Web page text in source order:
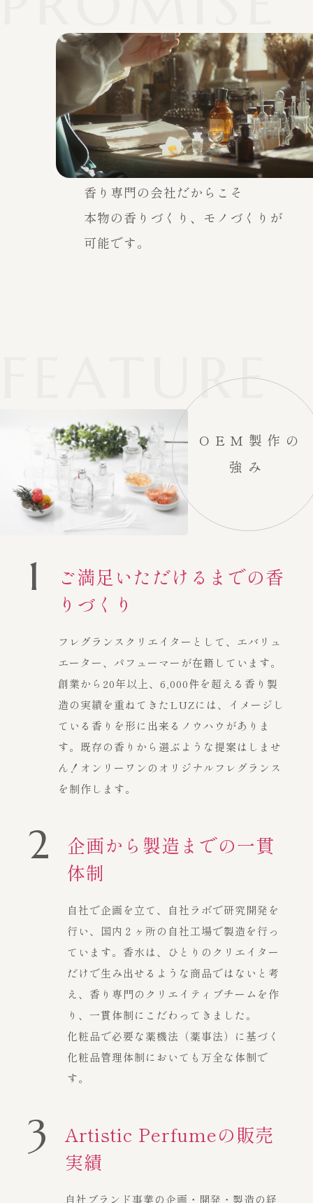
OEMのお問い合わせ
通常のお問い合わせ
有限会社ルズ
〒141-0032
03-5437-6390
営業時間：平日10:00～19:00
香り専門の会社だからこそ
本物の香りづくり、 モノづくりが
可能です。
FEATURE
OEM製作の
強み
1
ご満足いただけるまでの香
りづくり
フレグランスクリエイターとして、エバリュ
エーター、パフューマーが在籍しています。
創業から20年以上、6,000件を超える香り製
造の実績を重ねてきたLUZには、イメージし
ている香りを形に出来るノウハウがありま
す。既存の香りから選ぶような提案はしませ
ん！オンリーワンのオリジナルフレグランス
を制作します。
2
企画から製造までの一貫
体制
自社で企画を立て、自社ラボで研究開発を
行い、国内２ヶ所の自社工場で製造を行っ
ています。香水は、ひとりのクリエイター
だけで生み出せるような商品ではないと考
え、香り専門のクリエイティブチームを作
り、一貫体制にこだわってきました。
化粧品で必要な薬機法（薬事法）に基づく
化粧品管理体制においても万全な体制で
す。
3
Artistic Perfumeの販売
実績
自社ブランド事業の企画・開発・製造の経